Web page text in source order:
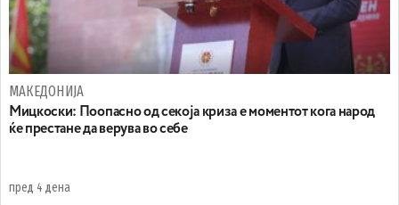
МАКЕДОНИЈА
Мицкоски: Поопасно од секоја криза е моментот кога народ
ќе престане да верува во себе
пред 4 дена